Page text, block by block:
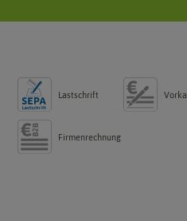
Lastschrift
Firmenrechnung